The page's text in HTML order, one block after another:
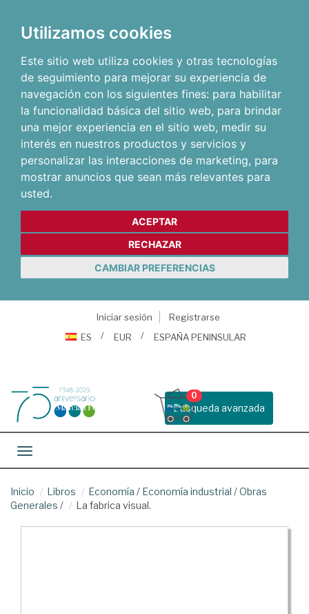
Utilizamos cookies
Este sitio web utiliza cookies y otras tecnologías
de seguimiento para mejorar su experiencia de
navegación con los siguientes fines: para habilitar
la funcionalidad básica del sitio web, para brindar
una mejor experiencia en el sitio web, medir su
interés en nuestros productos y servicios y
personalizar las interacciones de marketing, para
mostrar anuncios que sean más relevantes para
usted.
ACEPTAR
RECHAZAR
CAMBIAR PREFERENCIAS
Iniciar sesión
Registrarse
ES
EUR ESPAÑA PENINSULAR
Busqueda avanzada
0
Toggle navigation
Inicio Libros Economía / Economía industrial /Obras
Generales / La fabrica visual.